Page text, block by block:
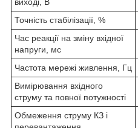
Точність стабілізації, %
Час реакції на зміну вхідної
напруги, мс
Частота мережі живлення, Гц
Вимірювання вхідного
струму та повної потужності
Обмеження струму КЗ і